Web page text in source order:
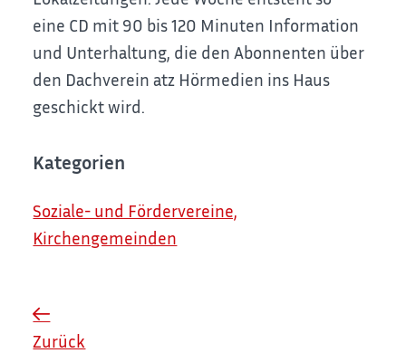
eine CD mit 90 bis 120 Minuten Information
und Unterhaltung, die den Abonnenten über
den Dachverein atz Hörmedien ins Haus
geschickt wird.
Kategorien
Soziale- und Fördervereine,
Kirchengemeinden
Zurück